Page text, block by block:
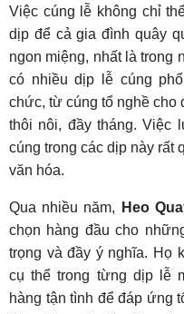
Việc cúng lễ không chỉ
dịp để cả gia đình quây
ngon miệng, nhất là trong
có nhiều dịp lễ cúng
chức, từ cúng tổ nghề cho
thôi nôi, đầy tháng. Việc
cúng trong các dịp này rất
văn hóa.
Qua nhiều năm, Heo
chọn hàng đầu cho
trọng và đầy ý nghĩa. Họ
cụ thể trong từng dịp lễ
hàng tận tình để đáp ứng